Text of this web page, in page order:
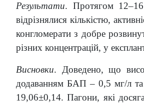
Результати. Протягом 12–16
відрізнялися кількістю,
конгломерати з добре
різних концентрацій, у
Висновки. Доведено, що
додаванням БАП – 0,5 мг/л та
19,06±0,14. Пагони, які